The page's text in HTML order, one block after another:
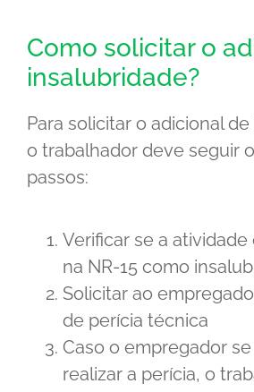
Como solicitar o
insalubridade?
Para solicitar o adicional
o trabalhador deve seguir
passos:
Verificar se a
na NR-15 como
Solicitar ao
de perícia técnica
Caso o empregador
realizar a perícia, o